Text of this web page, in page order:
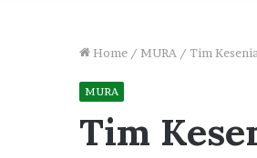
Home / MURA / Tim
MURA
Tim